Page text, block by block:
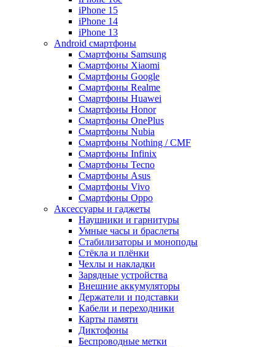
iPhone 15
iPhone 14
iPhone 13
Android cмартфоны
Смартфоны Samsung
Смартфоны Xiaomi
Смартфоны Google
Смартфоны Realme
Смартфоны Huawei
Смартфоны Honor
Смартфоны OnePlus
Смартфоны Nubia
Смартфоны Nothing / CMF
Смартфоны Infinix
Смартфоны Tecno
Смартфоны Asus
Смартфоны Vivo
Смартфоны Oppo
Аксессуары и гаджеты
Наушники и гарнитуры
Умные часы и браслеты
Стабилизаторы и моноподы
Стёкла и плёнки
Чехлы и накладки
Зарядные устройства
Внешние аккумуляторы
Держатели и подставки
Кабели и переходники
Карты памяти
Диктофоны
Беспроводные метки